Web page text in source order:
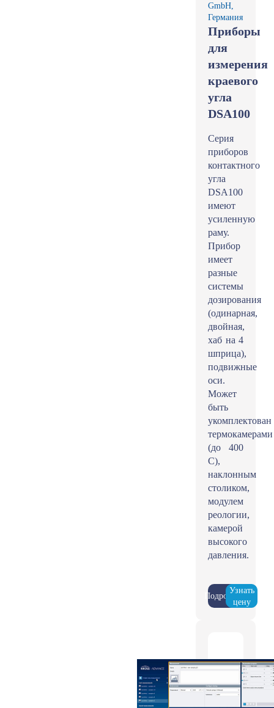
GmbH,
Германия
Приборы
для
измерения
краевого
угла
DSA100
Серия
приборов
контактного
угла
DSA100
имеют
усиленную
раму.
Прибор
имеет
разные
системы
дозирования
(одинарная,
двойная,
хаб на 4
шприца),
подвижные
оси.
Может
быть
укомплектован
термокамерами
(до 400
С),
наклонным
столиком,
модулем
реологии,
камерой
высокого
давления.
Подробнее
Узнать
цену